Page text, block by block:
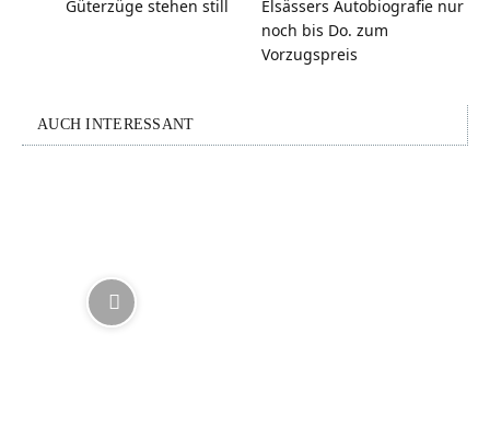
Güterzüge stehen still
Elsässers Autobiografie nur
noch bis Do. zum
Vorzugspreis
AUCH INTERESSANT